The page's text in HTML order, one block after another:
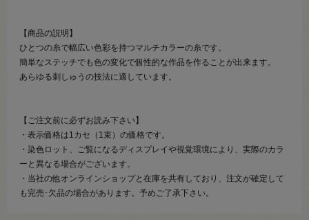
【商品の説明】
ひとつの糸で幅広い色彩を持つマルチカラーの糸です。
簡単なステッチでも色の変化で個性的な作品を作ることが出来ます。
あらゆる刺しゅうの技法に適しています。
【ご注文前に必ずお読み下さい】
・表示価格は1カセ（1束）の価格です。
・染色ロット、ご覧になるディスプレイや視覚環境により、実際のカラ
ーと異なる場合がございます。
・当社の他オンラインショップと在庫を共有しており、注文が確定して
も完売･欠品の場合があります。予めご了承下さい。